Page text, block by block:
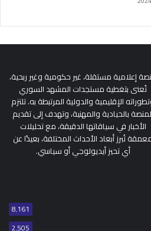
إعلامية مستقلة، غير حكومية وغير ربحية،
تُعنى بتغطية مستجدات المشهد السوري
الإقليمية والدولية المرتبطة به. تلتزم
بالحيادية والمهنية، وتهدف إلى تقديم
الأخبار في سياقاتها الدقيقة، مع تحليلات
تُبرز أبعاد الأحداث المختلفة، بعيدًا عن
أي تحيز أيديولوجي أو سياسي.
8٬161
2٬505